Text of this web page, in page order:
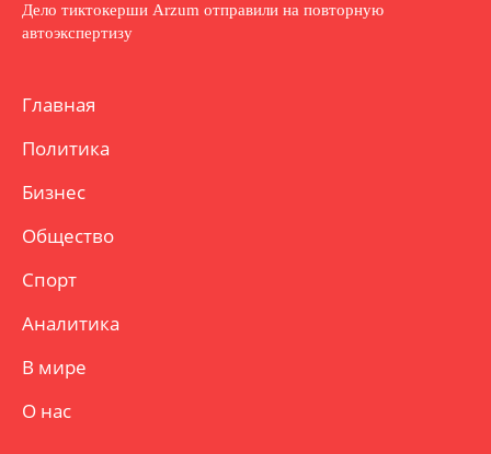
Дело тиктокерши Arzum отправили на повторную
автоэкспертизу
Главная
Политика
Бизнес
Общество
Спорт
Аналитика
В мире
О нас